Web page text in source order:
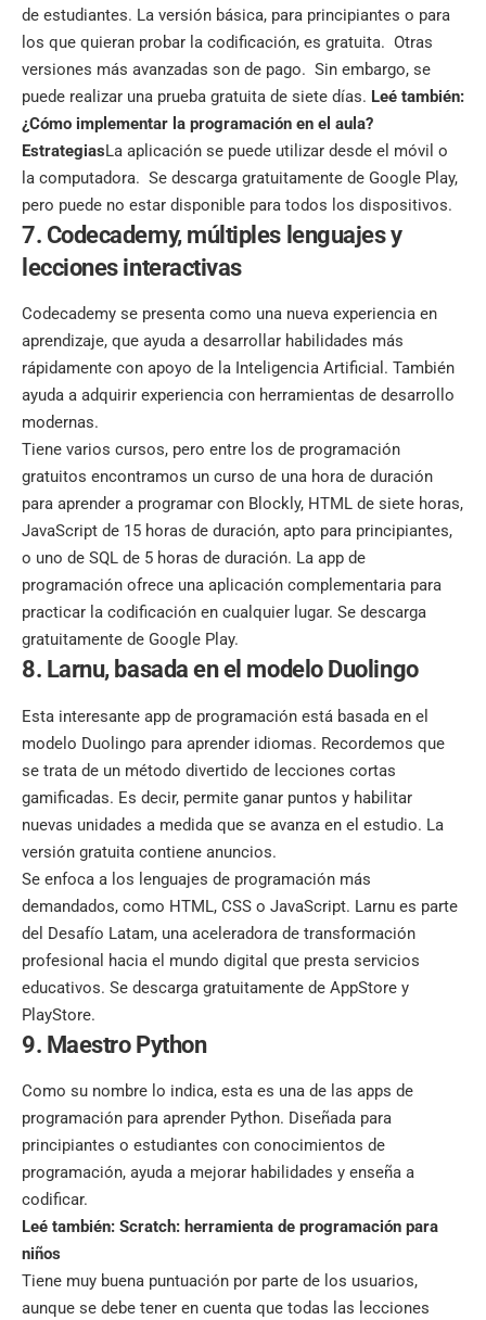
de estudiantes. La versión básica, para principiantes o para
los que quieran probar la codificación, es gratuita. Otras
versiones más avanzadas son de pago. Sin embargo, se
puede realizar una prueba gratuita de siete días. Leé también:
¿Cómo implementar la programación en el aula?
EstrategiasLa aplicación se puede utilizar desde el móvil o
la computadora. Se descarga gratuitamente de Google Play,
pero puede no estar disponible para todos los dispositivos.
7. Codecademy, múltiples lenguajes y
lecciones interactivas
Codecademy se presenta como una nueva experiencia en
aprendizaje, que ayuda a desarrollar habilidades más
rápidamente con apoyo de la Inteligencia Artificial. También
ayuda a adquirir experiencia con herramientas de desarrollo
modernas.
Tiene varios cursos, pero entre los de programación
gratuitos encontramos un curso de una hora de duración
para aprender a programar con Blockly, HTML de siete horas,
JavaScript de 15 horas de duración, apto para principiantes,
o uno de SQL de 5 horas de duración. La app de
programación ofrece una aplicación complementaria para
practicar la codificación en cualquier lugar. Se descarga
gratuitamente de Google Play.
8. Larnu, basada en el modelo Duolingo
Esta interesante app de programación está basada en el
modelo Duolingo para aprender idiomas. Recordemos que
se trata de un método divertido de lecciones cortas
gamificadas. Es decir, permite ganar puntos y habilitar
nuevas unidades a medida que se avanza en el estudio. La
versión gratuita contiene anuncios.
Se enfoca a los lenguajes de programación más
demandados, como HTML, CSS o JavaScript. Larnu es parte
del Desafío Latam, una aceleradora de transformación
profesional hacia el mundo digital que presta servicios
educativos. Se descarga gratuitamente de AppStore y
PlayStore.
9. Maestro Python
Como su nombre lo indica, esta es una de las apps de
programación para aprender Python. Diseñada para
principiantes o estudiantes con conocimientos de
programación, ayuda a mejorar habilidades y enseña a
codificar.
Leé también: Scratch: herramienta de programación para
niños
Tiene muy buena puntuación por parte de los usuarios,
aunque se debe tener en cuenta que todas las lecciones